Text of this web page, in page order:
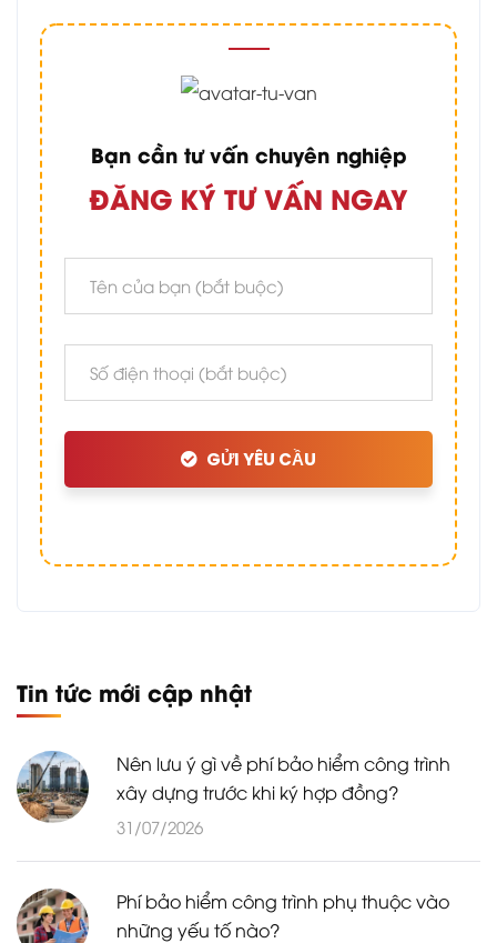
Bạn cần tư vấn chuyên nghiệp
ĐĂNG KÝ TƯ VẤN NGAY
GỬI YÊU CẦU
Tin tức mới cập nhật
Nên lưu ý gì về phí bảo hiểm công trình
xây dựng trước khi ký hợp đồng?
31/07/2026
Phí bảo hiểm công trình phụ thuộc vào
những yếu tố nào?